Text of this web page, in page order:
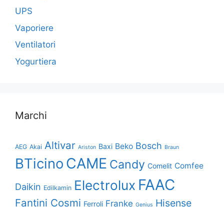
UPS
Vaporiere
Ventilatori
Yogurtiera
Marchi
AEG Akai Altivar Ariston Baxi Beko Bosch Braun
BTicino CAME Candy Comelit Comfee
Daikin Edilkamin Electrolux FAAC
Fantini Cosmi Ferroli Franke Genius Hisense